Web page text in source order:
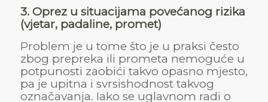
3. Oprez u situacijama povećanog rizika
(vjetar, padaline, promet)
Problem je u tome što je u praksi često
zbog prepreka ili prometa nemoguće u
potpunosti zaobići takvo opasno mjesto,
pa je upitna i svrsishodnost takvog
označavanja. Iako se uglavnom radi o